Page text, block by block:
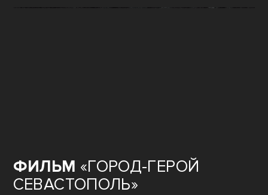
ФИЛЬМ «ГОРОД-ГЕРОЙ
СЕВАСТОПОЛЬ»